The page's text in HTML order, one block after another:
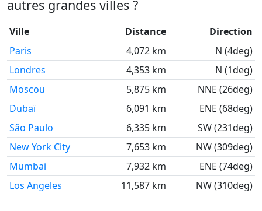
autres grandes villes ?
Ville Distance
Direction
Paris
4,072 km
N (4deg)
Londres
4,353 km
N (1deg)
Moscou
5,875 km
NNE (26deg)
Dubaï
6,091 km
ENE (68deg)
São Paulo
6,335 km
SW (231deg)
New York City
7,653 km
NW (309deg)
Mumbai
7,932 km
ENE (74deg)
Los Angeles
11,587 km NW (310deg)